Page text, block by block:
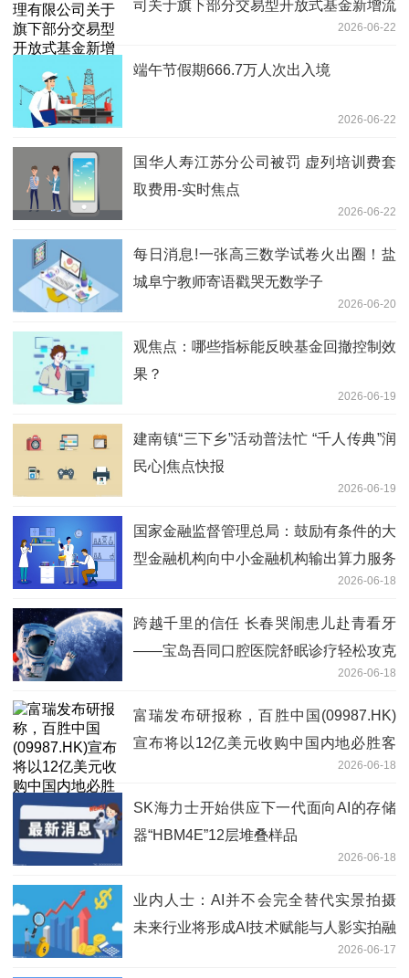
司关于旗下部分交易型开放式基金新增流
2026-06-22
端午节假期666.7万人次出入境
2026-06-22
国华人寿江苏分公司被罚 虚列培训费套
取费用-实时焦点
2026-06-22
每日消息!一张高三数学试卷火出圈！盐
城阜宁教师寄语戳哭无数学子
2026-06-20
观焦点：哪些指标能反映基金回撤控制效
果？
2026-06-19
建南镇“三下乡”活动普法忙 “千人传典”润
民心|焦点快报
2026-06-19
国家金融监督管理总局：鼓励有条件的大
型金融机构向中小金融机构输出算力服务
2026-06-18
跨越千里的信任 长春哭闹患儿赴青看牙
——宝岛吾同口腔医院舒眠诊疗轻松攻克
2026-06-18
富瑞发布研报称，百胜中国(09987.HK)
宣布将以12亿美元收购中国内地必胜客
2026-06-18
SK海力士开始供应下一代面向AI的存储
器“HBM4E”12层堆叠样品
2026-06-18
业内人士：AI并不会完全替代实景拍摄
未来行业将形成AI技术赋能与人影实拍融
2026-06-17